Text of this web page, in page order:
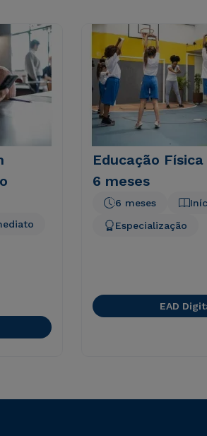
Educação
6 meses
6 meses
Especialização
EAD